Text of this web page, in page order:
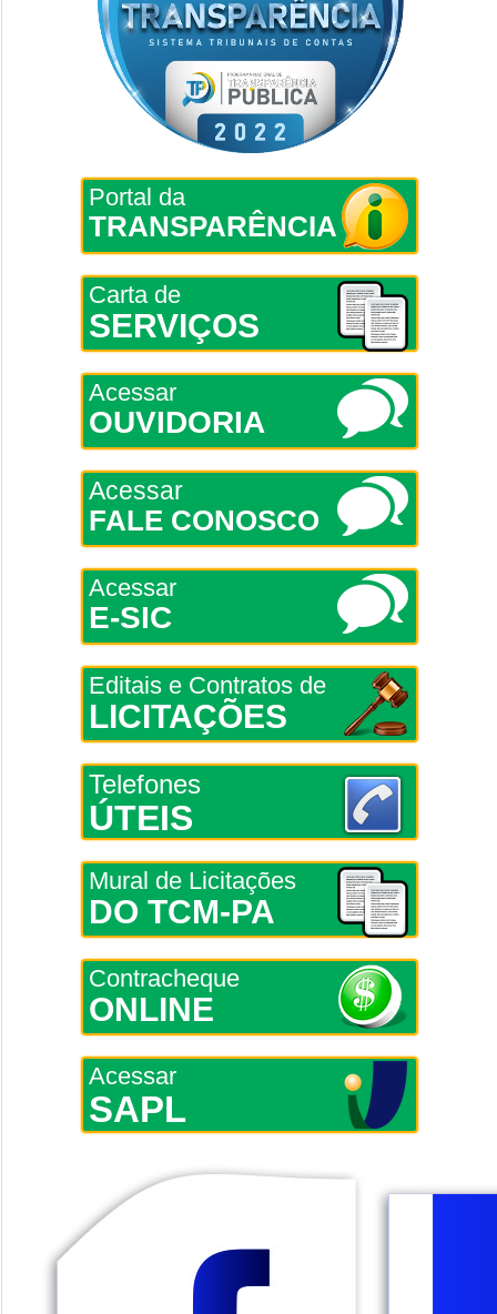
Portal da
TRANSPARÊNCIA
Carta de
SERVIÇOS
Acessar
OUVIDORIA
Acessar
FALE CONOSCO
Acessar
E-SIC
Editais e Contratos de
LICITAÇÕES
Telefones
ÚTEIS
Mural de Licitações
DO TCM-PA
Contracheque
ONLINE
Acessar
SAPL